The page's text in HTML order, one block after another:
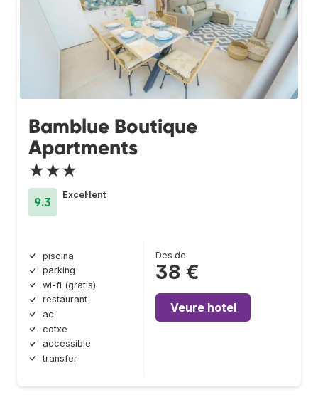
Bamblue Boutique
Apartments
★★★
9.3
Excel·lent
piscina
parking
wi-fi (gratis)
restaurant
ac
cotxe
accessible
transfer
Des de
38 €
Veure hotel